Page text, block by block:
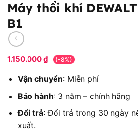
Máy thổi khí
B1
1.150.000₫ (-8%)
Vận chuyển: Miễn phí
Bảo hành: 3 năm – chính hãng
Đổi trả: Đổi trả trong 30 ngày
xuất.